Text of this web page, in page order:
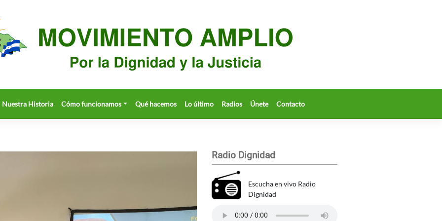
Nuestra Historia Cómo funcionamos Qué hacemos Lo último Radios Únete Contacto
Radio Dignidad
Escucha en vivo Radio
Dignidad